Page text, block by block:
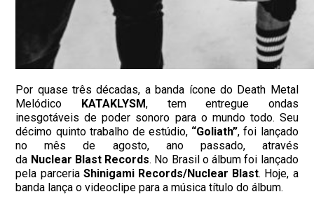
Por quase três décadas, a banda ícone do Death Metal
Melódico KATAKLYSM, tem entregue ondas
inesgotáveis de poder sonoro para o mundo todo. Seu
décimo quinto trabalho de estúdio, “Goliath”, foi lançado
no mês de agosto, ano passado, através
da Nuclear Blast Records. No Brasil o álbum foi lançado
pela parceria Shinigami Records/Nuclear Blast. Hoje, a
banda lança o videoclipe para a música título do álbum.